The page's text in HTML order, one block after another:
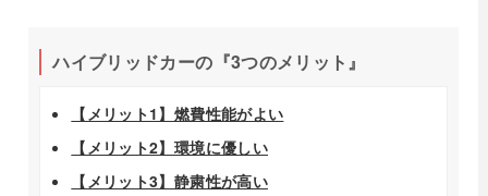
ハイブリッドカーの『3つのメリット』
【メリット1】燃費性能がよい
【メリット2】環境に優しい
【メリット3】静粛性が高い